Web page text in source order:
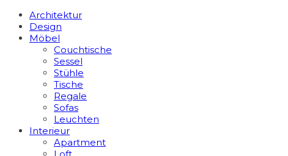
Architektur
Design
Möbel
Couchtische
Sessel
Stühle
Tische
Regale
Sofas
Leuchten
Interieur
Apart­ment